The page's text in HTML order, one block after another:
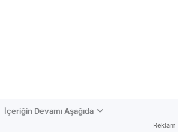
İçeriğin Devamı Aşağıda
Reklam